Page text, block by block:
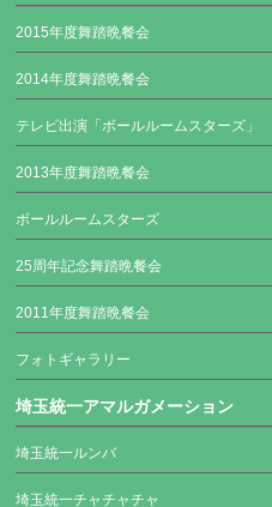
2015年度舞踏晩餐会
2014年度舞踏晩餐会
テレビ出演「ボールルームスターズ」
2013年度舞踏晩餐会
ボールルームスターズ
25周年記念舞踏晩餐会
2011年度舞踏晩餐会
フォトギャラリー
埼玉統一アマルガメーション
埼玉統一ルンバ
埼玉統一チャチャチャ